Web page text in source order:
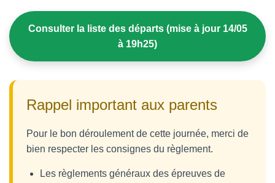
Consulter la liste des départs (mise à jour 14/05
à 19h25)
Rappel important aux parents
Pour le bon déroulement de cette journée, merci de
bien respecter les consignes du règlement.
Les règlements généraux des épreuves de